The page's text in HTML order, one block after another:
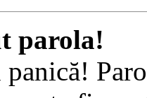
parola!